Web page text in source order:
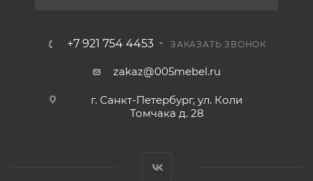
+7 921 754 4453 ЗАКАЗАТЬ ЗВОНОК
zakaz@005mebel.ru
г. Санкт-Петербург, ул. Коли
Томчака д. 28